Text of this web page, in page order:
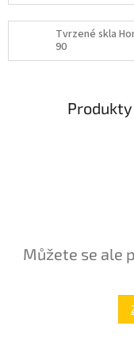
Tvrzené skla
90
Můžete se ale